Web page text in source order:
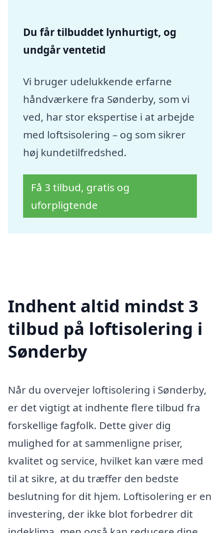
Du får tilbuddet lynhurtigt, og
undgår ventetid
Vi bruger udelukkende erfarne
håndværkere fra Sønderby, som vi
ved, har stor ekspertise i at arbejde
med loftsisolering – og som sikrer
høj kundetilfredshed.
Få 3 tilbud, gratis og
uforpligtende
Indhent altid mindst 3
tilbud på loftisolering i
Sønderby
Når du overvejer loftisolering i Sønderby,
er det vigtigt at indhente flere tilbud fra
forskellige fagfolk. Dette giver dig
mulighed for at sammenligne priser,
kvalitet og service, hvilket kan være med
til at sikre, at du træffer den bedste
beslutning for dit hjem. Loftisolering er en
investering, der ikke blot forbedrer dit